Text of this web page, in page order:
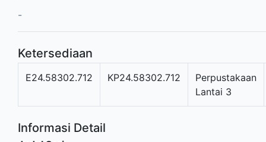
-
Ketersediaan
E24.58302.712 KP24.58302.712
Perpustakaan
Lantai 3
Informasi Detail